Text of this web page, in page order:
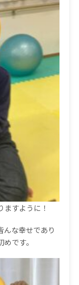
すように！
んな幸せであり
です。